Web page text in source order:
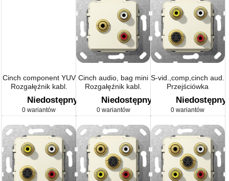
Cinch component YUV
Rozgałęźnik kabl.
Urządzenie podtynk.
Niedostępny
0 wariantów
Cinch audio, bag mini
Rozgałęźnik kabl.
Urządzenie podtynk.
Niedostępny
0 wariantów
S-vid.,comp,cinch aud.
Przejściówka
Urządzenie podtynk.
Niedostępny
0 wariantów